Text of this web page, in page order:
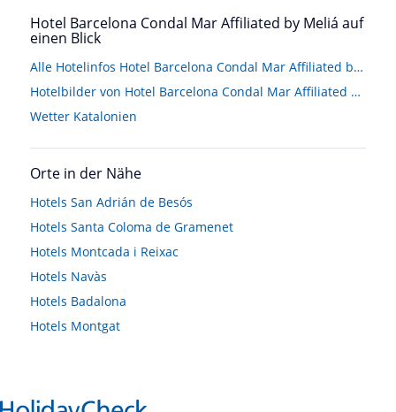
Hotel Barcelona Condal Mar Affiliated by Meliá auf
einen Blick
Alle Hotelinfos Hotel Barcelona Condal Mar Affiliated by Meliá
Hotelbilder von Hotel Barcelona Condal Mar Affiliated by Meliá
Wetter Katalonien
Orte in der Nähe
Hotels San Adrián de Besós
Hotels Santa Coloma de Gramenet
Hotels Montcada i Reixac
Hotels Navàs
Hotels Badalona
Hotels Montgat